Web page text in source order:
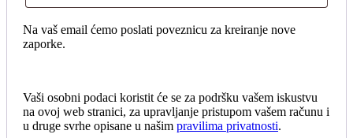
Na vaš email ćemo poslati poveznicu za kreiranje nove
zaporke.
Vaši osobni podaci koristit će se za podršku vašem iskustvu
na ovoj web stranici, za upravljanje pristupom vašem računu i
u druge svrhe opisane u našim pravilima privatnosti.